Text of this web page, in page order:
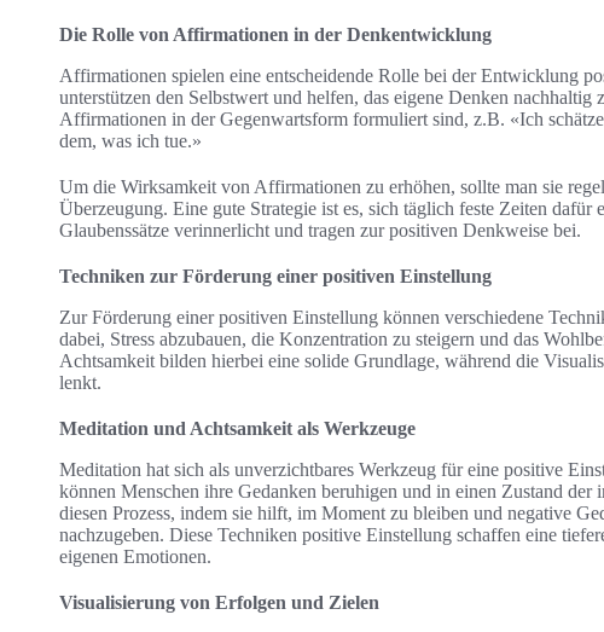
Die Rolle von Affirmationen in der Denkentwicklung
Affirmationen spielen eine entscheidende Rolle bei der Entwicklung
unterstützen den Selbstwert und helfen, das eigene Denken nachhaltig
Affirmationen in der Gegenwartsform formuliert sind, z.B. «Ich
dem, was ich tue.»
Um die Wirksamkeit von Affirmationen zu erhöhen, sollte man sie
Überzeugung. Eine gute Strategie ist es, sich täglich feste Zeiten dafür
Glaubenssätze verinnerlicht und tragen zur positiven Denkweise bei.
Techniken zur Förderung einer positiven Einstellung
Zur Förderung einer positiven Einstellung können verschiedene
dabei, Stress abzubauen, die Konzentration zu steigern und das
Achtsamkeit bilden hierbei eine solide Grundlage, während die
lenkt.
Meditation und Achtsamkeit als Werkzeuge
Meditation hat sich als unverzichtbares Werkzeug für eine positive
können Menschen ihre Gedanken beruhigen und in einen Zustand der
diesen Prozess, indem sie hilft, im Moment zu bleiben und negative
nachzugeben. Diese Techniken positive Einstellung schaffen eine
eigenen Emotionen.
Visualisierung von Erfolgen und Zielen